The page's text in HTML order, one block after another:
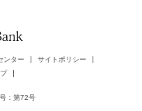
ンター
サイトポリシー
：第72号